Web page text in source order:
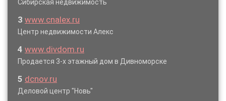
Сибирская недвижимость
3 www.cnalex.ru
Центр недвижимости Алекс
4 www.divdom.ru
Продается 3-х этажный дом в Дивноморске
5 dcnov.ru
Деловой центр "Новь"